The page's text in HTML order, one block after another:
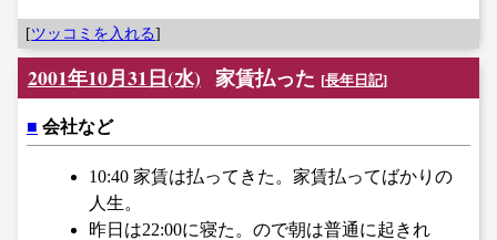
[ツッコミを入れる]
2001年10月31日(水) 家賃払った [長年日記]
■ 会社など
10:40 家賃は払ってきた。家賃払ってばかりの
人生。
昨日は22:00に寝た。ので朝は普通に起きれ